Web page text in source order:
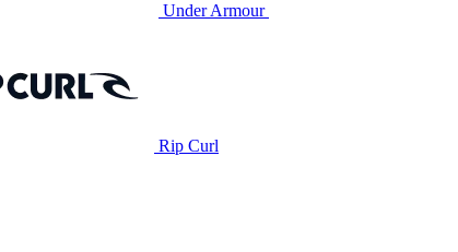
Under Armour
Rip Curl